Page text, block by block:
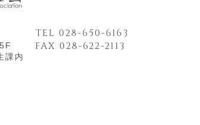
課内
TEL 028-650-6163
FAX 028-622-2113